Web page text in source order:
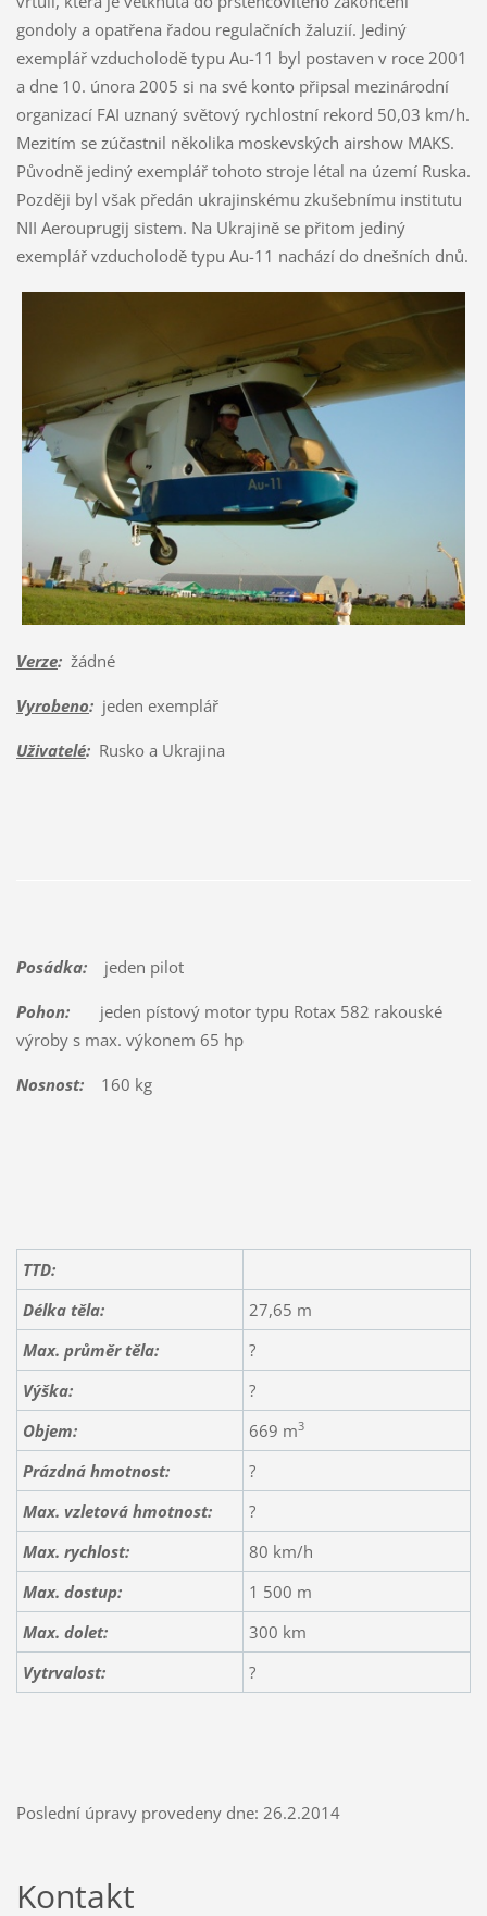
gondoly a opatřena řadou regulačních žaluzií. Jediný
exemplář vzducholodě typu Au-11 byl postaven v roce 2001
a dne 10. února 2005 si na své konto připsal mezinárodní
organizací FAI uznaný světový rychlostní rekord 50,03 km/h.
Mezitím se zúčastnil několika moskevských airshow MAKS.
Původně jediný exemplář tohoto stroje létal na území Ruska.
Později byl však předán ukrajinskému zkušebnímu institutu
NII Aerouprugij sistem. Na Ukrajině se přitom jediný
exemplář vzducholodě typu Au-11 nachází do dnešních dnů.
Verze:žádné
Vyrobeno:jeden exemplář
Uživatelé:Rusko a Ukrajina
Posádka:jeden pilot
Pohon:jeden pístový motor typu Rotax 582 rakouské
výroby s max. výkonem 65 hp
Nosnost:160 kg
TTD:
Délka těla:
27,65 m
Max. průměr těla:
?
Výška:
?
Objem:
669 m3
Prázdná hmotnost:
?
Max. vzletová hmotnost:
?
Max. rychlost:
80 km/h
Max. dostup:
1 500 m
Max. dolet:
300 km
Vytrvalost:
?
Poslední úpravy provedeny dne: 26.2.2014
Kontakt